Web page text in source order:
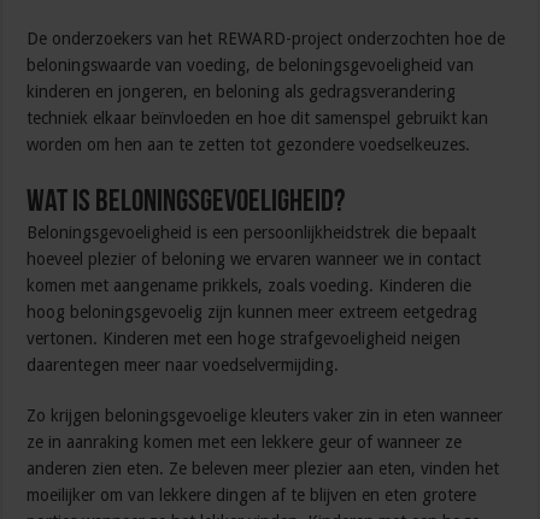
De onderzoekers van het REWARD-project onderzochten hoe de
beloningswaarde van voeding, de beloningsgevoeligheid van
kinderen en jongeren, en beloning als gedragsverandering
techniek elkaar beïnvloeden en hoe dit samenspel gebruikt kan
worden om hen aan te zetten tot gezondere voedselkeuzes.
Wat is beloningsgevoeligheid?
Beloningsgevoeligheid is een persoonlijkheidstrek die bepaalt
hoeveel plezier of beloning we ervaren wanneer we in contact
komen met aangename prikkels, zoals voeding. Kinderen die
hoog beloningsgevoelig zijn kunnen meer extreem eetgedrag
vertonen. Kinderen met een hoge strafgevoeligheid neigen
daarentegen meer naar voedselvermijding.
Zo krijgen beloningsgevoelige kleuters vaker zin in eten wanneer
ze in aanraking komen met een lekkere geur of wanneer ze
anderen zien eten. Ze beleven meer plezier aan eten, vinden het
moeilijker om van lekkere dingen af te blijven en eten grotere